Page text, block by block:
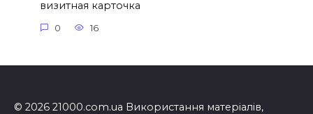
визитная карточка
0 16
© 2026 21000.com.ua Використання матеріалів,